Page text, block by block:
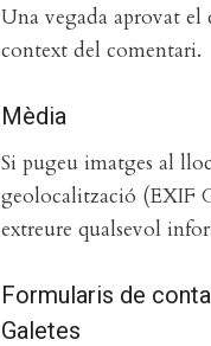
Una vegada aprovat
context del comentari.
Mèdia
Si pugeu imatges al
geolocalització (EXIF
extreure qualsevol
Formularis de
Galetes